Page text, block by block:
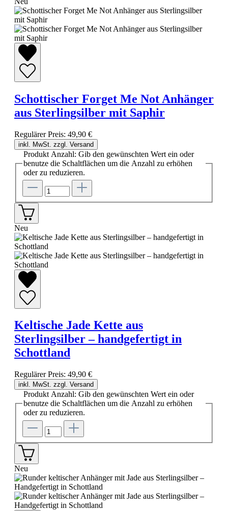
Schottischer Forget Me Not Anhänger
aus Sterlingsilber mit Saphir
Regulärer Preis: 49,90 €
inkl. MwSt. zzgl. Versand
Produkt Anzahl: Gib den gewünschten Wert ein oder
benutze die Schaltflächen um die Anzahl zu erhöhen
oder zu reduzieren.
Neu
Keltische Jade Kette aus
Sterlingsilber – handgefertigt in
Schottland
Regulärer Preis: 49,90 €
inkl. MwSt. zzgl. Versand
Produkt Anzahl: Gib den gewünschten Wert ein oder
benutze die Schaltflächen um die Anzahl zu erhöhen
oder zu reduzieren.
Neu